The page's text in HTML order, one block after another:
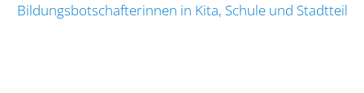
Bildungsbotschafterinnen in Kita, Schule und Stadtteil